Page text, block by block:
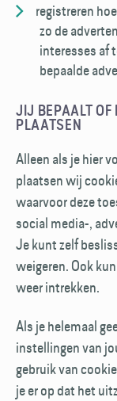
registreren
zo de
interesses af
bepaalde
JIJ BEPAALT OF
PLAATSEN
Alleen als je hier
plaatsen wij
waarvoor deze
social media-,
Je kunt zelf
weigeren. Ook
weer intrekken.
Als je helemaal
instellingen van
gebruik van
je er op dat het